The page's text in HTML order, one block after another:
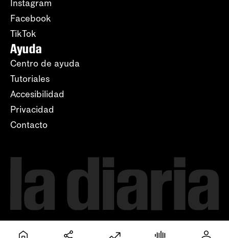
Instagram
Facebook
TikTok
Ayuda
Centro de ayuda
Tutoriales
Accesibilidad
Privacidad
Contacto